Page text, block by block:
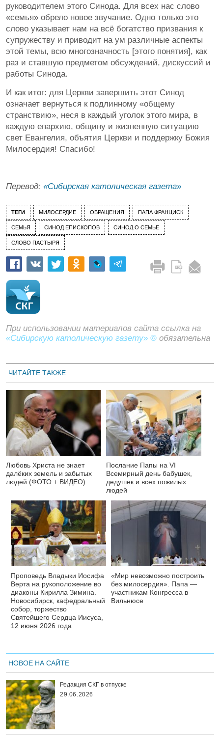
руководителем этого Синода. Для всех нас слово
«семья» обрело новое звучание. Одно только это
слово указывает нам на всё богатство призвания к
супружеству и приводит на ум различные аспекты
этой темы, всю многозначность [этого понятия], как
раз и ставшую предметом обсуждений, дискуссий и
работы Синода.
И как итог: для Церкви завершить этот Синод
означает вернуться к подлинному «общему
странствию», неся в каждый уголок этого мира, в
каждую епархию, общину и жизненную ситуацию
свет Евангелия, объятия Церкви и поддержку Божия
Милосердия! Спасибо!
Перевод: «Сибирская католическая газета»
ТЕГИ МИЛОСЕРДИЕ ОБРАЩЕНИЯ ПАПА ФРАНЦИСК
СЕМЬЯ СИНОД ЕПИСКОПОВ СИНОД О СЕМЬЕ
СЛОВО ПАСТЫРЯ
При использовании материалов сайта ссылка на
«Сибирскую католическую газету» © обязательна
ЧИТАЙТЕ ТАКЖЕ
Любовь Христа не знает
далёких земель и забытых
людей (ФОТО + ВИДЕО)
Послание Папы на VI
Всемирный день бабушек,
дедушек и всех пожилых
людей
Проповедь Владыки Иосифа
Верта на рукоположение во
диаконы Кирилла Зимина.
Новосибирск, кафедральный
собор, торжество
Святейшего Сердца Иисуса,
12 июня 2026 года
«Мир невозможно построить
без милосердия». Папа —
участникам Конгресса в
Вильнюсе
НОВОЕ НА САЙТЕ
Редакция СКГ в отпуске
29.06.2026